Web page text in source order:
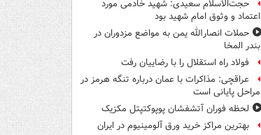
حجت‌الاسلام سعیدی: شهید خادمی مورد
اعتماد و وثوق امام شهید بود
حملات انصارالله یمن به مواضع مزدوران در
بندر المخا
فولاد راه استقلال را با رضاییان رفت
عراقچی: مذاکرات با عمان درباره تنگه هرمز در
مراحل پایانی است
لحظه فوران آتشفشان پوپوکتپتل مکزیک
بهترین مراکز خرید ورق آلومینیوم در ایران